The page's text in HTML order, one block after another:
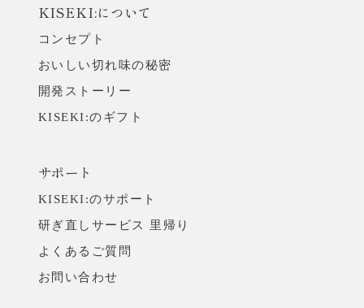
KISEKI:について
コンセプト
おいしい切れ味の秘密
開発ストーリー
KISEKI:のギフト
サポート
KISEKI:のサポート
研ぎ直しサービス 里帰り
よくあるご質問
お問い合わせ